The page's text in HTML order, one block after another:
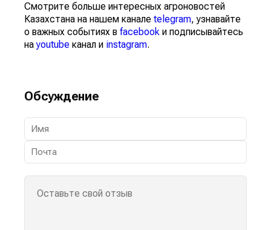
Смотрите больше интересных агроновостей
Казахстана на нашем канале telegram, узнавайте
о важных событиях в facebook и подписывайтесь
наyoutube канал и instagram.
Обсуждение